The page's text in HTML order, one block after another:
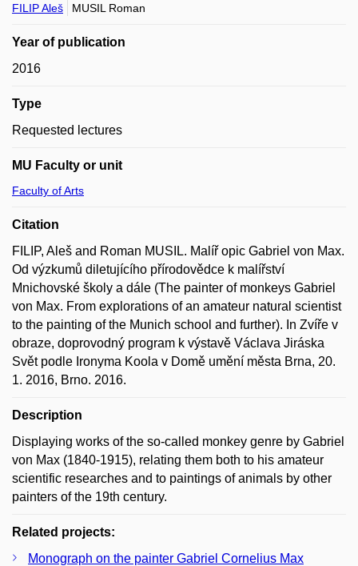
FILIP Aleš MUSIL Roman
Year of publication
2016
Type
Requested lectures
MU Faculty or unit
Faculty of Arts
Citation
FILIP, Aleš and Roman MUSIL. Malíř opic Gabriel von Max.
Od výzkumů diletujícího přírodovědce k malířství
Mnichovské školy a dále (The painter of monkeys Gabriel
von Max. From explorations of an amateur natural scientist
to the painting of the Munich school and further). In Zvíře v
obraze, doprovodný program k výstavě Václava Jiráska
Svět podle Ironyma Koola v Domě umění města Brna, 20.
1. 2016, Brno. 2016.
Description
Displaying works of the so-called monkey genre by Gabriel
von Max (1840-1915), relating them both to his amateur
scientific researches and to paintings of animals by other
painters of the 19th century.
Related projects:
Monograph on the painter Gabriel Cornelius Max